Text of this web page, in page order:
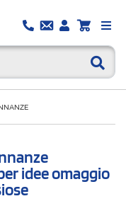
idee omaggio